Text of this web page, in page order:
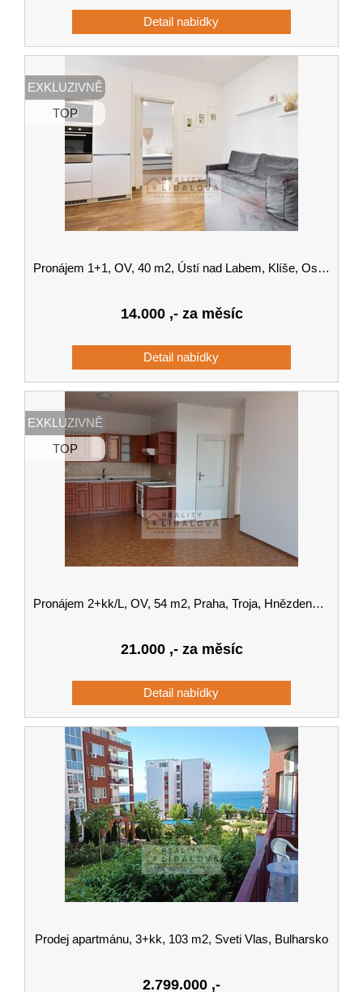
EXKLUZIVNĚ
TOP
Pronájem 1+1, OV, 40 m2, Ústí nad Labem, Klíše, Ostrčilova
14.000,- za měsíc
EXKLUZIVNĚ
TOP
Pronájem 2+kk/L, OV, 54 m2, Praha, Troja, Hnězdenská
21.000,- za měsíc
Prodej apartmánu, 3+kk, 103 m2, Sveti Vlas, Bulharsko
2.799.000 ,-